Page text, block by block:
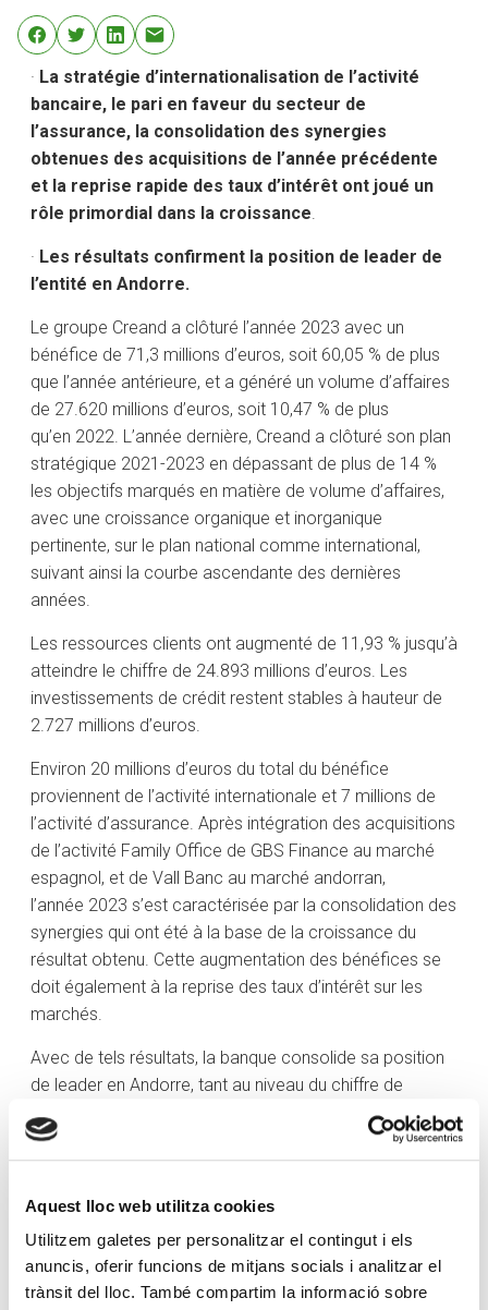
Aquest lloc web utilitza cookies
Utilitzem galetes per personalitzar el contingut i els
anuncis, oferir funcions de mitjans socials i analitzar el
trànsit del lloc. També compartim la informació sobre
· La stratégie d’internationalisation de l’activité
bancaire, le pari en faveur du secteur de
l’assurance, la consolidation des synergies
obtenues des acquisitions de l’année précédente
et la reprise rapide des taux d’intérêt ont joué un
rôle primordial dans la croissance.
· Les résultats confirment la position de leader de
l’entité en Andorre.
Le groupe Creand a clôturé l’année 2023 avec un
bénéfice de 71,3 millions d’euros, soit 60,05 % de plus
que l’année antérieure, et a généré un volume d’affaires
de 27.620 millions d’euros, soit 10,47 % de plus
qu’en 2022. L’année dernière, Creand a clôturé son plan
stratégique 2021-2023 en dépassant de plus de 14 %
les objectifs marqués en matière de volume d’affaires,
avec une croissance organique et inorganique
pertinente, sur le plan national comme international,
suivant ainsi la courbe ascendante des dernières
années.
Les ressources clients ont augmenté de 11,93 % jusqu’à
atteindre le chiffre de 24.893 millions d’euros. Les
investissements de crédit restent stables à hauteur de
2.727 millions d’euros.
Environ 20 millions d’euros du total du bénéfice
proviennent de l’activité internationale et 7 millions de
l’activité d’assurance. Après intégration des acquisitions
de l’activité Family Office de GBS Finance au marché
espagnol, et de Vall Banc au marché andorran,
l’année 2023 s’est caractérisée par la consolidation des
synergies qui ont été à la base de la croissance du
résultat obtenu. Cette augmentation des bénéfices se
doit également à la reprise des taux d’intérêt sur les
marchés.
Avec de tels résultats, la banque consolide sa position
de leader en Andorre, tant au niveau du chiffre de
ressources clients (9.539 millions), que de l’octroi de
crédits (2.415 millions). Ce leadership se traduit par le
soutien au développement de l’économie du pays, au
Près de 40 % du volume d’affaires total du groupe a lieu
en Andorre (11.954 millions d’euros), et le 60 % restant,
à l’international. Le Luxembourg, avec la filiale Creand